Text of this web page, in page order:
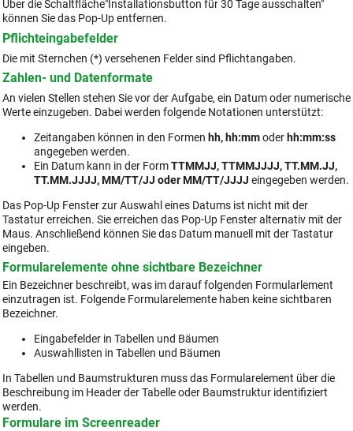
Über die Schaltfläche"Installationsbutton für 30 Tage ausschalten"
können Sie das Pop-Up entfernen.
Pflichteingabefelder
Die mit Sternchen (*) versehenen Felder sind Pflichtangaben.
Zahlen- und Datenformate
An vielen Stellen stehen Sie vor der Aufgabe, ein Datum oder numerische
Werte einzugeben. Dabei werden folgende Notationen unterstützt:
Zeitangaben können in den Formen hh, hh:mmoder hh:mm:ss
angegeben werden.
Ein Datum kann in der FormTTMMJJ, TTMMJJJJ, TT.MM.JJ,
TT.MM.JJJJ, MM/TT/JJ oder MM/TT/JJJJ eingegeben werden.
Das Pop-Up Fenster zur Auswahl eines Datums ist nicht mit der
Tastatur erreichen. Sie erreichen das Pop-Up Fenster alternativ mit der
Maus. Anschließend können Sie das Datum manuell mit der Tastatur
eingeben.
Formularelemente ohne sichtbare Bezeichner
Ein Bezeichner beschreibt, was im darauf folgenden Formularlement
einzutragen ist. Folgende Formularelemente haben keine sichtbaren
Bezeichner.
Eingabefelder in Tabellen und Bäumen
Auswahllisten in Tabellen und Bäumen
In Tabellen und Baumstrukturen muss das Formularelement über die
Beschreibung im Header der Tabelle oder Baumstruktur identifiziert
werden.
Formulare im Screenreader